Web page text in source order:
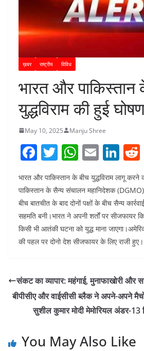
ख़बर राष्ट्रीय विविध
भारत और पाकिस्तान
युद्धविराम की हुई
May 10, 2025 Manju Shree
F
a
c
e
b
o
o
T
itt
er
W
h
at
s
A
p
p
E
m
ai
l
Li
k
e
dI
n
भारत और पाकिस्तान के बीच युद्धविराम लागू
पाकिस्तान के सैन्य संचालन महानिदेशक
बीच बातचीत के बाद दोनों पक्षों के बीच सैन्य
सहमति बनी।भारत ने अपनी शर्तों पर सीजफायर
किसी भी आतंकी घटना को युद्ध माना
की पहल पर दोनो देश सीजफायर के लिए राजी हुए।
संकट का व्यापार: महंगाई, मुनाफाखोरी और
बीपीसीए और वाईसीसी ब्लैक ने अपने-अपने
सुशील कुमार मोदी मेमोरियल अंडर-
You May Also Like